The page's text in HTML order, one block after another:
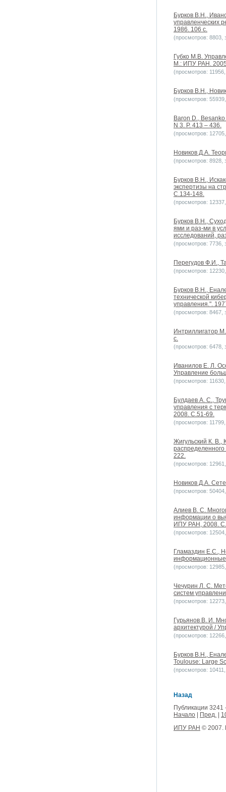
Бурков B.H.,
управленческих
1986. 106 с.
(просмотров: 8803,
Губко М.В.
М.: ИПУ РАН.
(просмотров:
Бурков В.Н.,
(просмотров:
Baron D.,
N 3. P. 413 – 436.
(просмотров:
Новиков Д.А.
(просмотров: 8928,
Бурков В.Н.,
экспертизы на
С.134-148.
(просмотров:
Бурков B.H.,
ями и раз-ми в
исследований,
(просмотров: 7736,
Перегудов Ф.И.,
(просмотров:
Бурков B.H.,
технической
управления.".
(просмотров: 8467,
Интриллигатор
с.
(просмотров: 6478,
Иванилов Е. Л.
Управление
(просмотров:
Булдаев А. С.,
управления с
2008. С.51-69.
(просмотров:
Жигульский К. В.,
222.
(просмотров:
Новиков Д.А.
(просмотров:
Алиев В. С.
информации о
ИПУ РАН, 2008.
(просмотров:
Гламаздин Е.С.,
информационные
(просмотров:
Чечурин Л. С.
систем
(просмотров:
Гурьянов В. И.
архитектурой /
(просмотров:
Бурков B.H.,
Toulouse: Large
(просмотров:
Назад
Публикации 3241
Начало
Пред.
ИПУ РАН © 2007.